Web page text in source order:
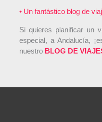
• Un fantástico blog de
Si quieres planificar un
especial, a Andalucía,
nuestro BLOG DE